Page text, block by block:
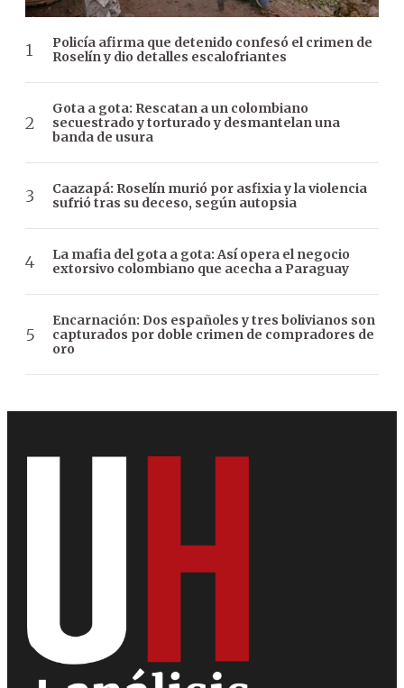
Policía afirma que detenido confesó el crimen de
Roselín y dio detalles escalofriantes
Gota a gota: Rescatan a un colombiano
secuestrado y torturado y desmantelan una
banda de usura
Caazapá: Roselín murió por asfixia y la violencia
sufrió tras su deceso, según autopsia
La mafia del gota a gota: Así opera el negocio
extorsivo colombiano que acecha a Paraguay
Encarnación: Dos españoles y tres bolivianos son
capturados por doble crimen de compradores de
oro